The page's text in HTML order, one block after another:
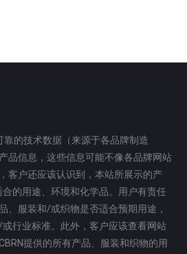
靠的技术数据（来源于各品牌制造
品信息，这些信息可能不像各品牌网站
客户还应该认识到，本站所展示的产
的用途、环境和化学品。用户有责任
、服装和/或织物是否适合预期用途，
行业标准。此外，客户应该查看网站
提供的所有产品、服装和织物的用